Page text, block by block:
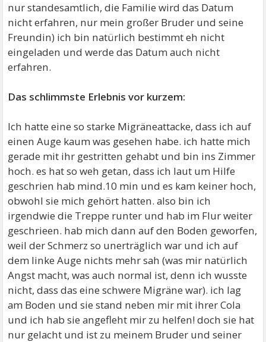
nur standesamtlich, die Familie wird das Datum
nicht erfahren, nur mein großer Bruder und seine
Freundin) ich bin natürlich bestimmt eh nicht
eingeladen und werde das Datum auch nicht
erfahren.
Das schlimmste Erlebnis vor kurzem:
Ich hatte eine so starke Migräneattacke, dass ich auf
einen Auge kaum was gesehen habe. ich hatte mich
gerade mit ihr gestritten gehabt und bin ins Zimmer
hoch. es hat so weh getan, dass ich laut um Hilfe
geschrien hab mind.10 min und es kam keiner hoch,
obwohl sie mich gehört hatten. also bin ich
irgendwie die Treppe runter und hab im Flur weiter
geschrieen. hab mich dann auf den Boden geworfen,
weil der Schmerz so unerträglich war und ich auf
dem linke Auge nichts mehr sah (was mir natürlich
Angst macht, was auch normal ist, denn ich wusste
nicht, dass das eine schwere Migräne war). ich lag
am Boden und sie stand neben mir mit ihrer Cola
und ich hab sie angefleht mir zu helfen! doch sie hat
nur gelacht und ist zu meinem Bruder und seiner